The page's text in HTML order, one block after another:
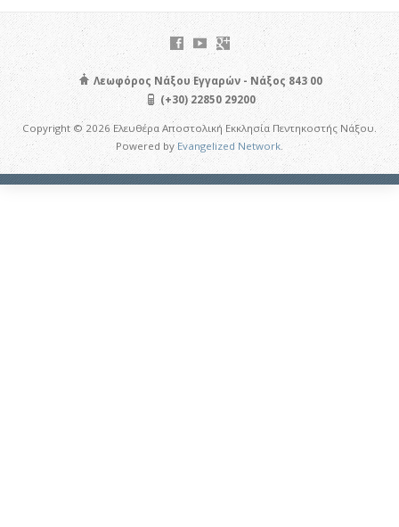
Λεωφόρος Νάξου Εγγαρών - Νάξος 843 00
(+30) 22850 29200
Copyright © 2026 Ελευθέρα Αποστολική Εκκλησία Πεντηκοστής Νάξου.
Powered byEvangelized Network.